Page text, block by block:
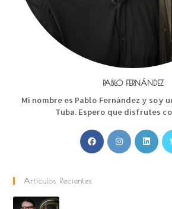
PABLO FERNÁNDEZ
Mi nombre es Pablo Fernández y soy
Tuba. Espero que disfrutes
Artículos Recientes